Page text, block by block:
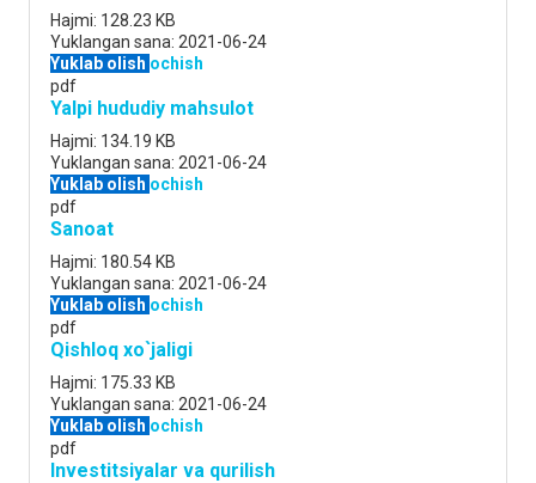
Hajmi: 128.23 KB
Yuklangan sana: 2021-06-24
Yuklab olish ochish
pdf
Yalpi hududiy mahsulot
Hajmi: 134.19 KB
Yuklangan sana: 2021-06-24
Yuklab olish ochish
pdf
Sanoat
Hajmi: 180.54 KB
Yuklangan sana: 2021-06-24
Yuklab olish ochish
pdf
Qishloq xo`jaligi
Hajmi: 175.33 KB
Yuklangan sana: 2021-06-24
Yuklab olish ochish
pdf
Investitsiyalar va qurilish